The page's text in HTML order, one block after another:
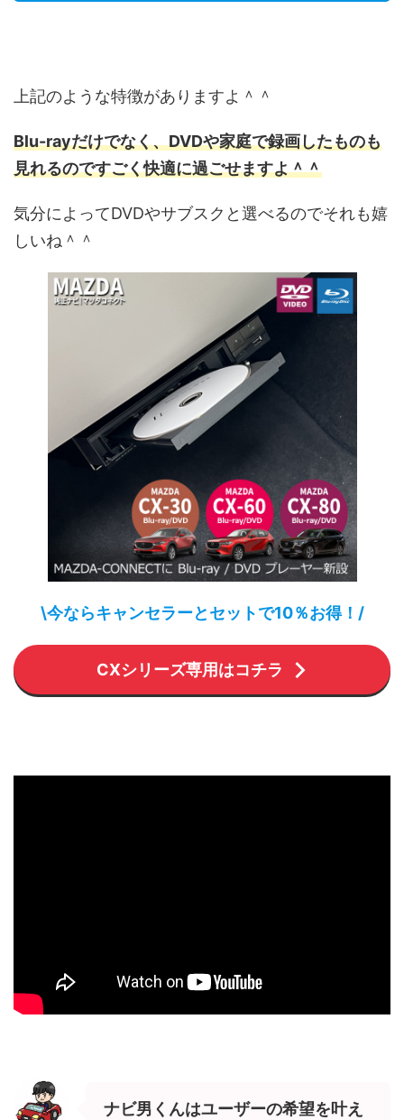
上記のような特徴がありますよ＾＾
Blu-rayだけでなく、DVDや家庭で録画したものも
見れるのですごく快適に過ごせますよ＾＾
気分によってDVDやサブスクと選べるのでそれも嬉
しいね＾＾
\今ならキャンセラーとセットで10％お得！/
CXシリーズ専用はコチラ
ナビ男くんはユーザーの希望を叶え